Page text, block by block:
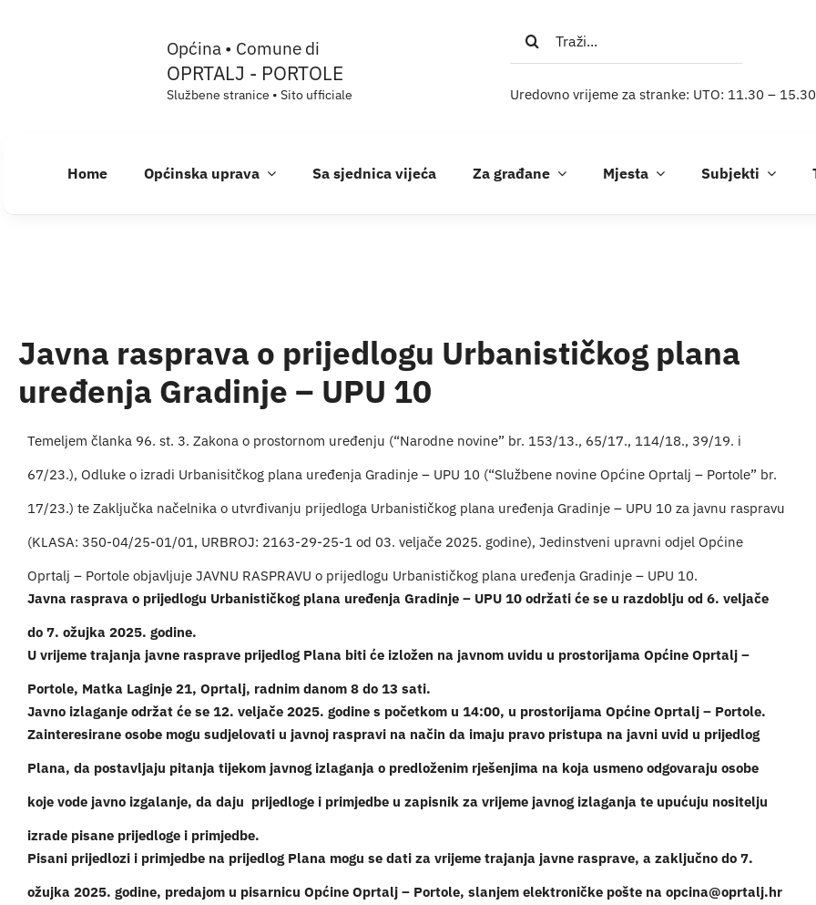
Općina • Comune di
OPRTALJ - PORTOLE
Službene stranice • Sito ufficiale
Traži...
Uredovno vrijeme za stranke: UTO: 11.30 –
Home Općinska uprava Sa sjednica vijeća Za građane Mjesta Subjekti
Javna rasprava o prijedlogu Urbanističkog plana
uređenja Gradinje – UPU 10
Temeljem članka 96. st. 3. Zakona o prostornom uređenju (“Narodne novine” br. 153/13., 65/17., 114/18., 39/19. i
67/23.), Odluke o izradi Urbanisitčkog plana uređenja Gradinje – UPU 10 (“Službene novine Općine Oprtalj – Portole” br.
17/23.) te Zaključka načelnika o utvrđivanju prijedloga Urbanističkog plana uređenja Gradinje – UPU 10 za javnu raspravu
(KLASA: 350-04/25-01/01, URBROJ: 2163-29-25-1 od 03. veljače 2025. godine), Jedinstveni upravni odjel Općine
Oprtalj – Portole objavljuje JAVNU RASPRAVU o prijedlogu Urbanističkog plana uređenja Gradinje – UPU 10.
Javna rasprava o prijedlogu Urbanističkog plana uređenja Gradinje – UPU 10 održati će se u razdoblju od 6. veljače
do 7. ožujka 2025. godine.
U vrijeme trajanja javne rasprave prijedlog Plana biti će izložen na javnom uvidu u prostorijama Općine Oprtalj –
Portole, Matka Laginje 21, Oprtalj, radnim danom 8 do 13 sati.
Javno izlaganje održat će se 12. veljače 2025. godine s početkom u 14:00, u prostorijama Općine Oprtalj – Portole.
Zainteresirane osobe mogu sudjelovati u javnoj raspravi na način da imaju pravo pristupa na javni uvid u prijedlog
Plana, da postavljaju pitanja tijekom javnog izlaganja o predloženim rješenjima na koja usmeno odgovaraju osobe
koje vode javno izgalanje, da daju prijedloge i primjedbe u zapisnik za vrijeme javnog izlaganja te upućuju nositelju
izrade pisane prijedloge i primjedbe.
Pisani prijedlozi i primjedbe na prijedlog Plana mogu se dati za vrijeme trajanja javne rasprave, a zaključno do 7.
ožujka 2025. godine, predajom u pisarnicu Općine Oprtalj – Portole, slanjem elektroničke pošte na opcina@oprtalj.hr